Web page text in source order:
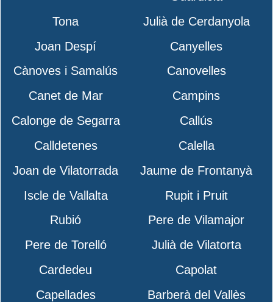
Tona
Julià de Cerdanyola
Joan Despí
Canyelles
Cànoves i Samalús
Canovelles
Canet de Mar
Campins
Calonge de Segarra
Callús
Calldetenes
Calella
Joan de Vilatorrada
Jaume de Frontanyà
Iscle de Vallalta
Rupit i Pruit
Rubió
Pere de Vilamajor
Pere de Torelló
Julià de Vilatorta
Cardedeu
Capolat
Capellades
Barberà del Vallès